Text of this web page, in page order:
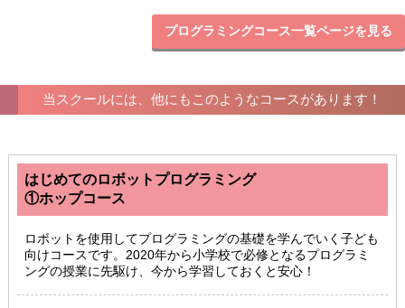
プログラミングコース一覧ページを見る
当スクールには、他にもこのようなコースがあります！
はじめてのロボットプログラミング
①ホップコース
ロボットを使用してプログラミングの基礎を学んでいく子ども
向けコースです。2020年から小学校で必修となるプログラミ
ングの授業に先駆け、今から学習しておくと安心！